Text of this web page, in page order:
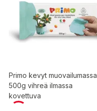
Primo kevyt muovailumassa
500g vihreä ilmassa
kovettuva